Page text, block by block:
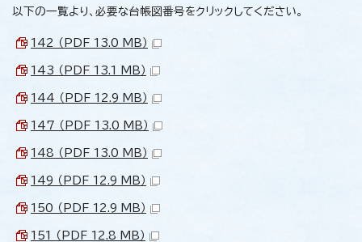
以下の一覧より、必要な台帳図番号をクリックしてください。
142 （PDF 13.0 MB）
143 （PDF 13.1 MB）
144 （PDF 12.9 MB）
147 （PDF 13.0 MB）
148 （PDF 13.0 MB）
149 （PDF 12.9 MB）
150 （PDF 12.9 MB）
151 （PDF 12.8 MB）